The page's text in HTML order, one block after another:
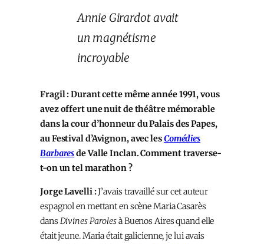
Annie Girardot avait
un magnétisme
incroyable
Fragil : Durant cette même année 1991, vous
avez offert une nuit de théâtre mémorable
dans la cour d’honneur du Palais des Papes,
au Festival d’Avignon, avec lesComédies
Barbaresde Valle Inclan. Comment traverse-
t-on un tel marathon ?
Jorge Lavelli :J’avais travaillé sur cet auteur
espagnol en mettant en scène Maria Casarès
dans Divines Parolesà Buenos Aires quand elle
était jeune. Maria était galicienne, je lui avais